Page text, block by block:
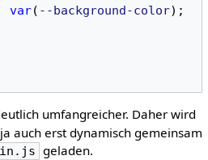
var( --background-color);
umfangreicher. Daher wird
auch erst dynamisch gemeinsam
geladen.